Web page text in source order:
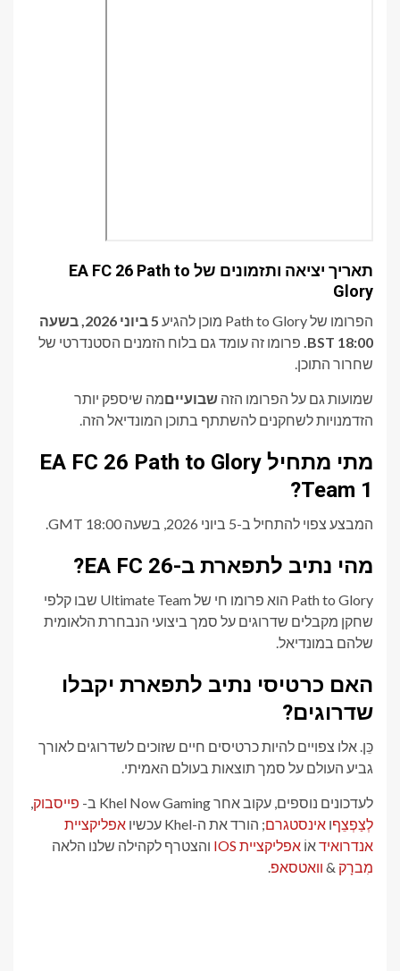
תאריך יציאה ותזמונים של EA FC 26 Path to
Glory
הפרומו של Path to Glory מוכן להגיע
5 ביוני 2026, בשעה
18:00 BST.
פרומו זה עומד גם בלוח הזמנים הסטנדרטי של
שחרור התוכן.
שמועות גם על הפרומו הזה שבועייםמה שיספק יותר
הזדמנויות לשחקנים להשתתף בתוכן המונדיאל הזה.
מתי מתחיל EA FC 26 Path to Glory
Team 1?
המבצע צפוי להתחיל ב-5 ביוני 2026, בשעה 18:00 GMT.
מהי נתיב לתפארת ב-EA FC 26?
Path to Glory הוא פרומו חי של Ultimate Team שבו קלפי
שחקן מקבלים שדרוגים על סמך ביצועי הנבחרת הלאומית
שלהם במונדיאל.
האם כרטיסי נתיב לתפארת יקבלו
שדרוגים?
כֵּן. אלו צפויים להיות כרטיסים חיים שזוכים לשדרוגים לאורך
גביע העולם על סמך תוצאות בעולם האמיתי.
לעדכונים נוספים, עקוב אחר Khel Now Gaming ב- פייסבוק,
לְצַפְצֵףו אינסטגרם; הורד את ה-Khel עכשיו
אפליקציית
אנדרואידאוֹ אפליקציית IOS
והצטרף לקהילה שלנו הלאה
מִברָק & וואטסאפ.